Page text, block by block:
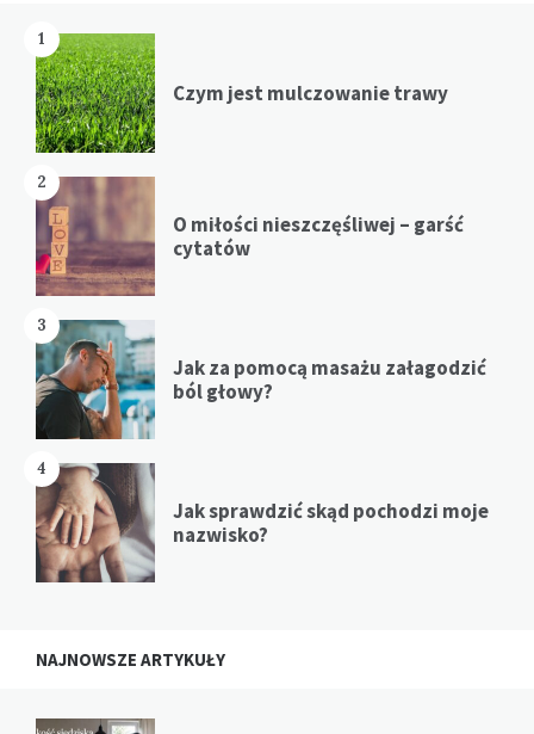
1
Czym jest mulczowanie trawy
2
O miłości nieszczęśliwej – garść
cytatów
3
Jak za pomocą masażu załagodzić
ból głowy?
4
Jak sprawdzić skąd pochodzi moje
nazwisko?
NAJNOWSZE ARTYKUŁY